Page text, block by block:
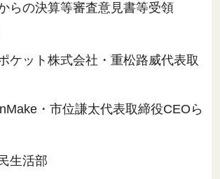
らの決算等審査意見書等受領
ケット株式会社・重松路威代表取
・市位謙太代表取締役CEOら
生活部